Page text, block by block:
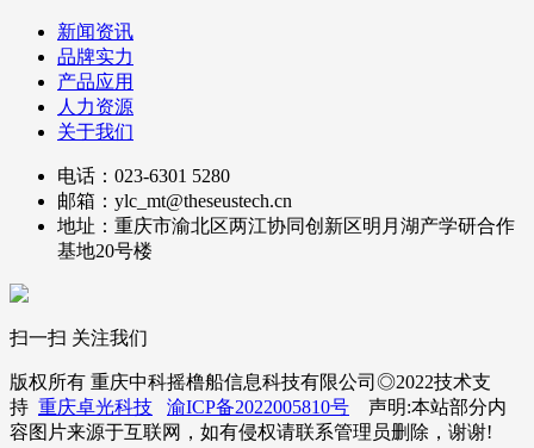
新闻资讯
品牌实力
产品应用
人力资源
关于我们
电话：023-6301 5280
邮箱：ylc_mt@theseustech.cn
地址：重庆市渝北区两江协同创新区明月湖产学研合作
基地20号楼
扫一扫 关注我们
版权所有 重庆中科摇橹船信息科技有限公司◎2022技术支
持 重庆卓光科技 渝ICP备2022005810号 声明:本站部分内
容图片来源于互联网，如有侵权请联系管理员删除，谢谢!